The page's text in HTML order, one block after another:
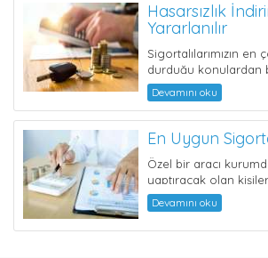
Hasarsızlık
Yararlanılır
Sigortalılarımızın en
durduğu konulardan
poliçelerindeki
Devamını oku
En Uygun
Özel bir aracı
yaptıracak olan
gereken en önemli
Devamını oku